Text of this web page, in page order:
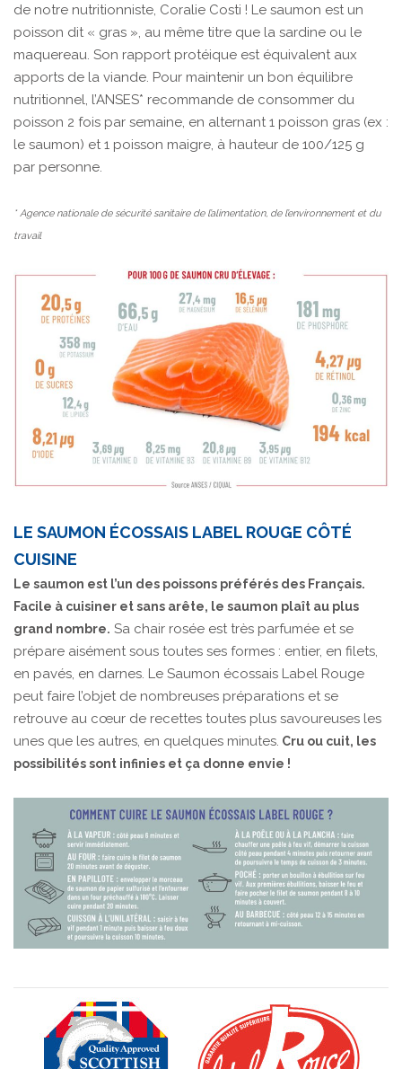
de notre nutritionniste, Coralie Costi ! Le saumon est un
poisson dit « gras », au même titre que la sardine ou le
maquereau. Son rapport protéique est équivalent aux
apports de la viande. Pour maintenir un bon équilibre
nutritionnel, l’ANSES* recommande de consommer du
poisson 2 fois par semaine, en alternant 1 poisson gras (ex :
le saumon) et 1 poisson maigre, à hauteur de 100/125 g
par personne.
* Agence nationale de sécurité sanitaire de l’alimentation, de l’environnement et du
travail
LE SAUMON ÉCOSSAIS LABEL ROUGE CÔTÉ
CUISINE
Le saumon est l’un des poissons préférés des Français.
Facile à cuisiner et sans arête, le saumon plaît au plus
grand nombre. Sa chair rosée est très parfumée et se
prépare aisément sous toutes ses formes : entier, en filets,
en pavés, en darnes. Le Saumon écossais Label Rouge
peut faire l’objet de nombreuses préparations et se
retrouve au cœur de recettes toutes plus savoureuses les
unes que les autres, en quelques minutes. Cru ou cuit, les
possibilités sont infinies et ça donne envie !